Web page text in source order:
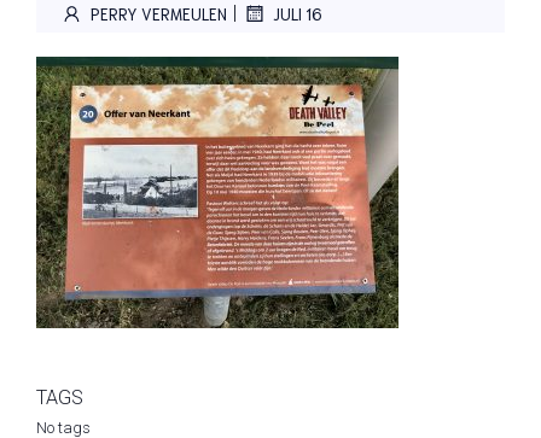
PERRY VERMEULEN | JULI 16
TAGS
No tags